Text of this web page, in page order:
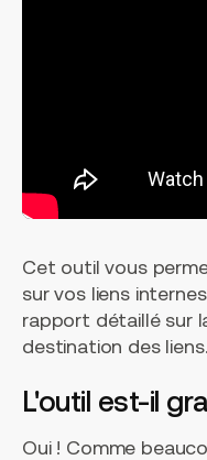
Cet outil vous
sur vos liens
rapport détaillé sur
destination des liens.
L'outil est-il
Oui ! Comme